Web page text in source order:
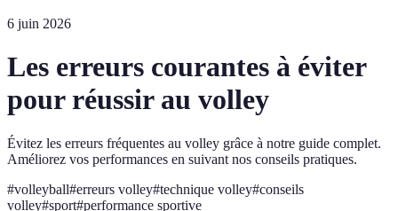
6 juin 2026
Les erreurs courantes à éviter
pour réussir au volley
Évitez les erreurs fréquentes au volley grâce à notre guide complet.
Améliorez vos performances en suivant nos conseils pratiques.
#volleyball#erreurs volley#technique volley#conseils
volley#sport#performance sportive